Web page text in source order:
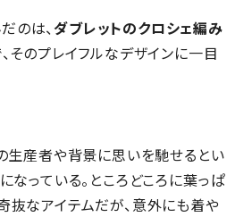
のは、ダブレットのクロシェ編み
そのプレイフルなデザインに一目
生産者や背景に思いを馳せるとい
なっている。ところどころに葉っぱ
抜なアイテムだが、意外にも着や